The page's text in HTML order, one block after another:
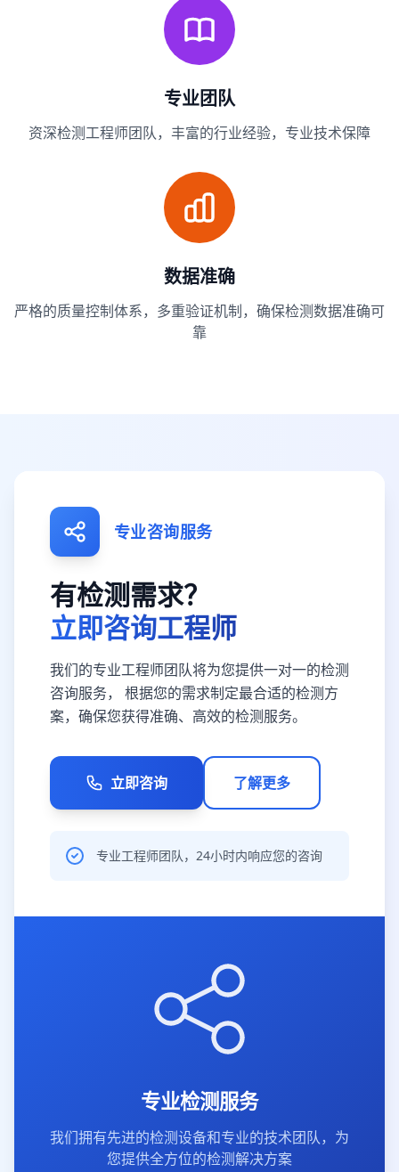
专业团队
资深检测工程师团队，丰富的行业经验，专业技术保障
数据准确
严格的质量控制体系，多重验证机制，确保检测数据准确可
靠
专业咨询服务
有检测需求？
立即咨询工程师
我们的专业工程师团队将为您提供一对一的检测
咨询服务， 根据您的需求制定最合适的检测方
案，确保您获得准确、高效的检测服务。
立即咨询 了解更多
专业工程师团队，24小时内响应您的咨询
专业检测服务
我们拥有先进的检测设备和专业的技术团队，为
您提供全方位的检测解决方案